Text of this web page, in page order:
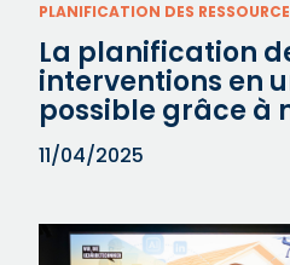
PLANIFICATION DES
La planification
interventions en
possible grâce à
11/04/2025